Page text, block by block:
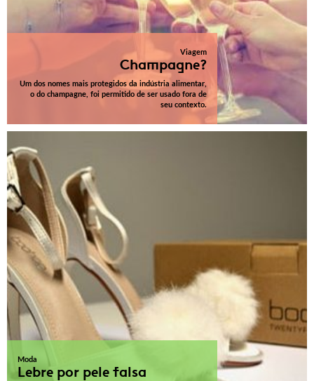
Viagem
Champagne?
Um dos nomes mais protegidos da indústria alimentar,
o do champagne, foi permitido de ser usado fora de
seu contexto.
Moda
Lebre por pele falsa